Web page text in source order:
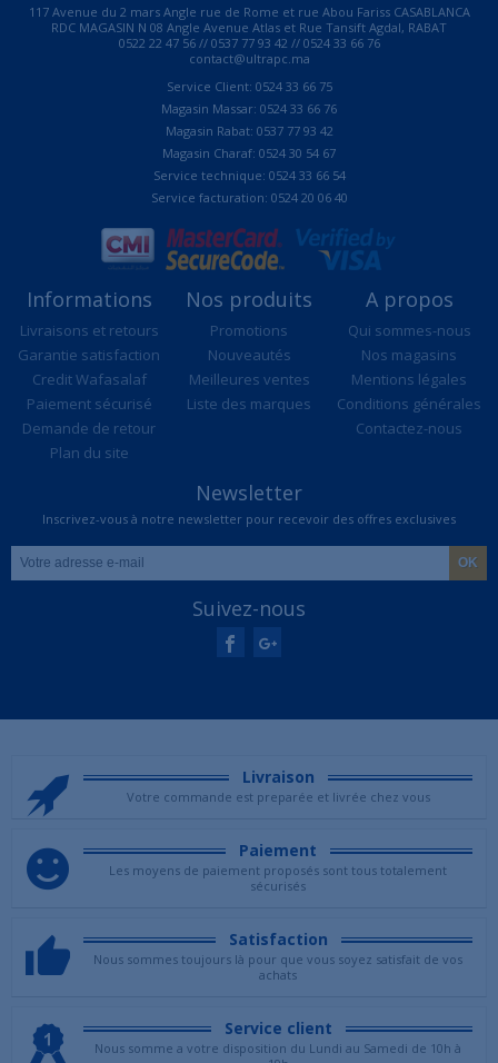
117 Avenue du 2 mars Angle rue de Rome et rue Abou Fariss CASABLANCA
RDC MAGASIN N 08 Angle Avenue Atlas et Rue Tansift Agdal, RABAT
0522 22 47 56 // 0537 77 93 42 // 0524 33 66 76
contact@ultrapc.ma
Service Client: 0524 33 66 75
Magasin Massar: 0524 33 66 76
Magasin Rabat: 0537 77 93 42
Magasin Charaf: 0524 30 54 67
Service technique: 0524 33 66 54
Service facturation: 0524 20 06 40
Informations
Livraisons et retours
Garantie satisfaction
Credit Wafasalaf
Paiement sécurisé
Demande de retour
Plan du site
Nos produits
Promotions
Nouveautés
Meilleures ventes
Liste des marques
A propos
Qui sommes-nous
Nos magasins
Mentions légales
Conditions générales
Contactez-nous
Newsletter
Inscrivez-vous à notre newsletter pour recevoir des offres exclusives
Suivez-nous
Livraison
Votre commande est preparée et livrée chez vous
Paiement
Les moyens de paiement proposés sont tous totalement
sécurisés
Satisfaction
Nous sommes toujours là pour que vous soyez satisfait de vos
achats
Service client
Nous somme a votre disposition du Lundi au Samedi de 10h à